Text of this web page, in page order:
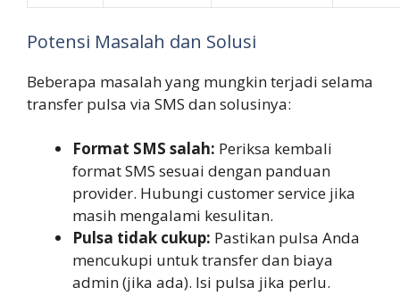
Potensi Masalah dan Solusi
Beberapa masalah yang mungkin terjadi selama
transfer pulsa via SMS dan solusinya:
Format SMS salah: Periksa kembali
format SMS sesuai dengan panduan
provider. Hubungi customer service jika
masih mengalami kesulitan.
Pulsa tidak cukup: Pastikan pulsa Anda
mencukupi untuk transfer dan biaya
admin (jika ada). Isi pulsa jika perlu.